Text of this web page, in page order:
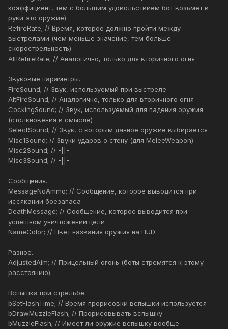
коэффициент, тем с большим удовольствием бот возьмёт в
руки это оружие)
RefireRate; // Время, которое должно пройти между
выстрелами (чем меньше значение, тем больше
скорострельность)
AltRefireRate; // Аналогично, только для вторичного огня
Звуковые параметры.
FireSound; // Звук, используемый при выстреле
AltFireSound; // Аналогично, только для вторичного огня
CockingSound; // Звук, используемый для падения оружия
(столкновения в смысле)
SelectSound; // Звук, с которым данное оружие выбирается
Misc1Sound; // Звуки ударов о стену (для MeleeWeapon)
Misc2Sound; // -||-
Misc3Sound; // -||-
Сообщения.
MessageNoAmmo; // Сообщение, которое выводится при
иссякании боезапаса
DeathMessage; // Сообщение, которое выводится при
успешном уничтожении цели
NameColor; // Цвет названия оружия на HUD
Разное.
AdjustedAim; // Прицельный огонь (боты стремятся к этому
расстоянию)
Вспышка при стрельбе.
bSetFlashTime; // Время прорисовки вспышки используется
bDrawMuzzleFlash; // Прорисовывать вспышку
bMuzzleFlash; // Имеет ли оружие вспышку вообще